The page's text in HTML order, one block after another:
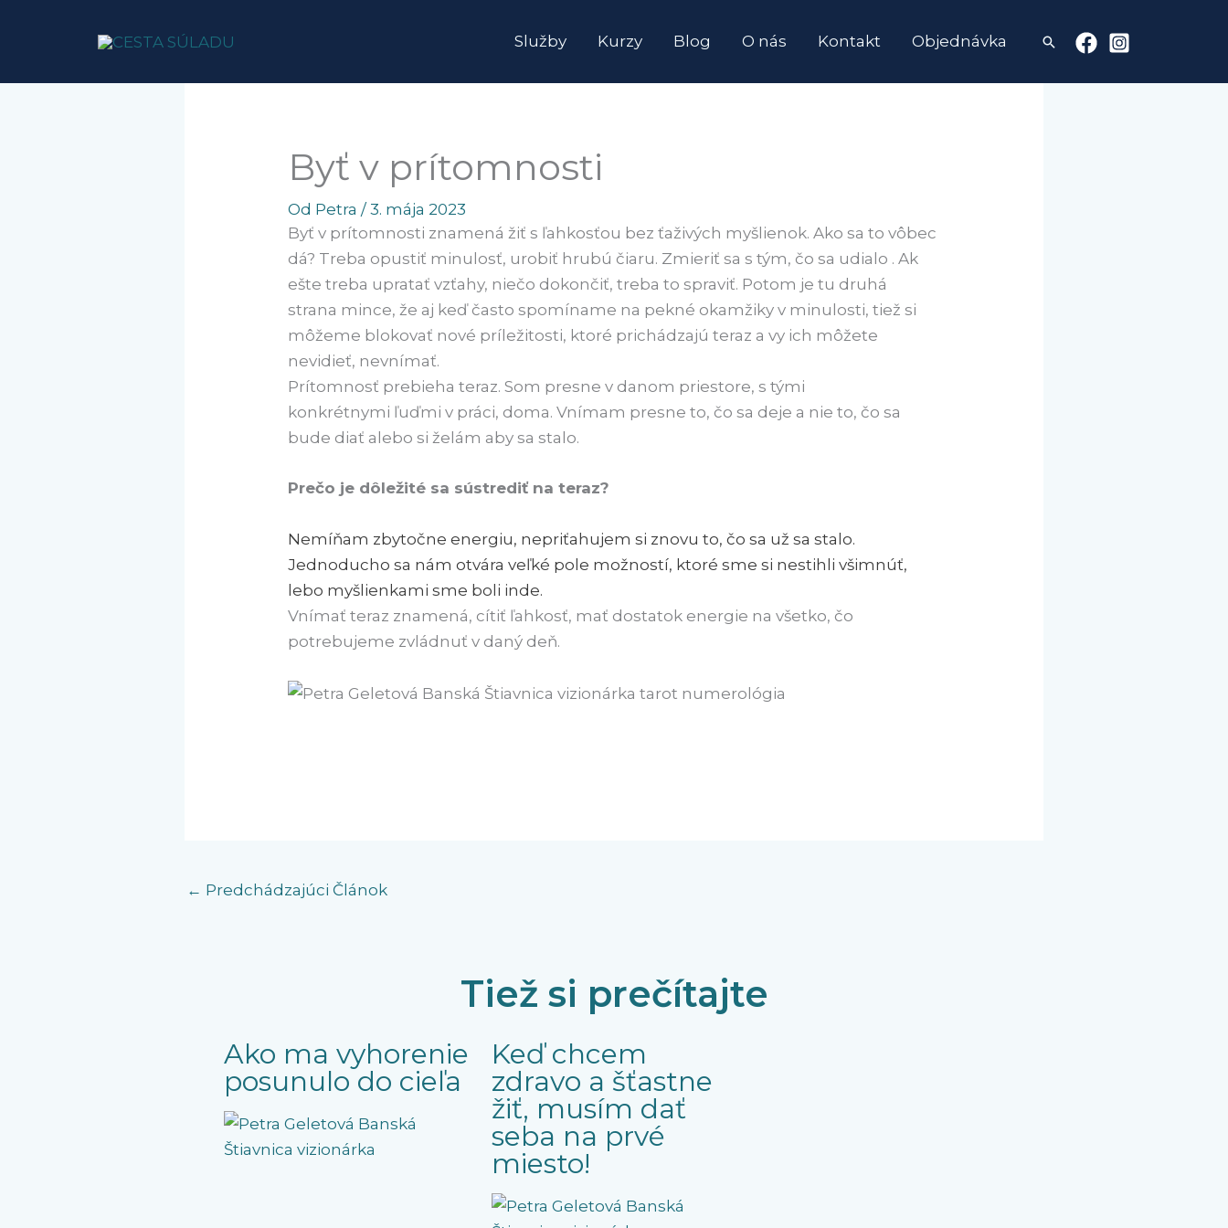
Služby Kurzy Blog O nás Kontakt Objednávka Hľadať
Byť v prítomnosti
Od Petra/3. mája 2023
Byť v prítomnosti znamená žiť s ľahkosťou bez ťaživých myšlienok. Ako sa to vôbec
dá? Treba opustiť minulosť, urobiť hrubú čiaru. Zmieriť sa s tým, čo sa udialo . Ak
ešte treba upratať vzťahy, niečo dokončiť, treba to spraviť. Potom je tu druhá
strana mince, že aj keď často spomíname na pekné okamžiky v minulosti, tiež si
môžeme blokovať nové príležitosti, ktoré prichádzajú teraz a vy ich môžete
nevidieť, nevnímať.
Prítomnosť prebieha teraz. Som presne v danom priestore, s tými
konkrétnymi ľuďmi v práci, doma. Vnímam presne to, čo sa deje a nie to, čo sa
bude diať alebo si želám aby sa stalo.
Prečo je dôležité sa sústrediť na teraz?
Nemíňam zbytočne energiu, nepriťahujem si znovu to, čo sa už sa stalo.
Jednoducho sa nám otvára veľké pole možností, ktoré sme si nestihli všimnúť,
lebo myšlienkami sme boli inde.
Vnímať teraz znamená, cítiť ľahkosť, mať dostatok energie na všetko, čo
potrebujeme zvládnuť v daný deň.
← Predchádzajúci Článok
Tiež si prečítajte
Ako ma vyhorenie
posunulo do cieľa
Keď chcem
zdravo a šťastne
žiť, musím dať
seba na prvé
miesto!